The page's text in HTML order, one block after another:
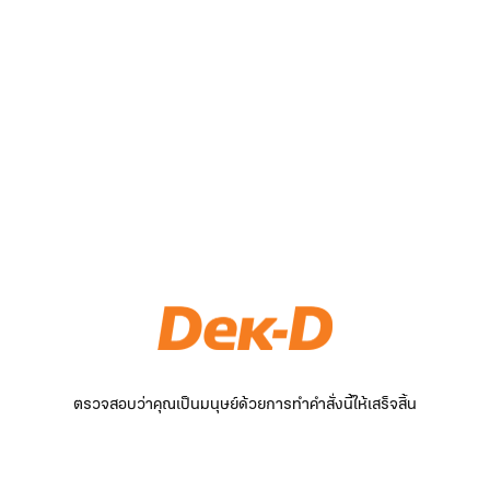
ตรวจสอบว่าคุณเป็นมนุษย์ด้วยการทำคำสั่งนี้ให้เสร็จสิ้น